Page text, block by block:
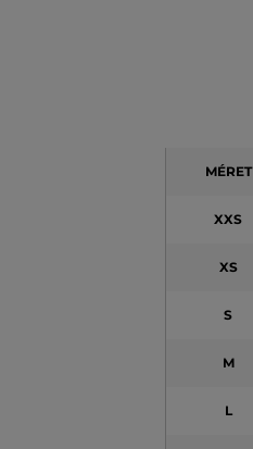
MÉRET
XXS
XS
S
M
L